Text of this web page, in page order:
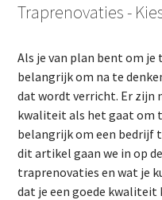
Traprenovaties -
Als je van plan bent om
belangrijk om na te
dat wordt verricht. Er zijn
kwaliteit als het gaat om
belangrijk om een bedrijf
dit artikel gaan we in op
traprenovaties en wat je
dat je een goede kwaliteit